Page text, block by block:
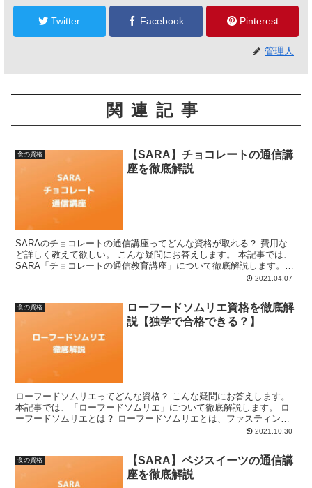
Twitter Facebook Pinterest
管理人
関連記事
食の資格
【SARA】チョコレートの通信講
座を徹底解説
SARAのチョコレートの通信講座ってどんな資格が取れる？ 費用な
ど詳しく教えて欲しい。 こんな疑問にお答えします。 本記事では、
SARA「チョコレートの通信教育講座」について徹底解説します。
2021.04.07
食の資格
ローフードソムリエ資格を徹底解
説【独学で合格できる？】
ローフードソムリエってどんな資格？ こんな疑問にお答えします。
本記事では、「ローフードソムリエ」について徹底解説します。 ロ
ーフードソムリエとは？ ローフードソムリエとは、ファスティング
ダイエットをする際に必要な食事の知識を十分に有してい...2021.10.30
食の資格
【SARA】ベジスイーツの通信講
座を徹底解説